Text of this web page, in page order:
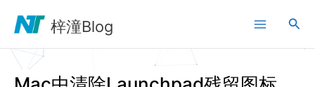
梓潼Blog
搜